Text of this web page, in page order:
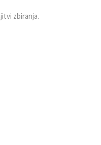
zbiranja.